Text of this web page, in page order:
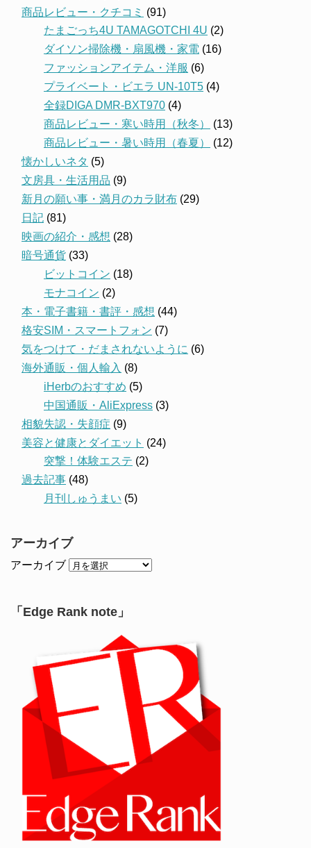
商品レビュー・クチコミ (91)
たまごっち4U TAMAGOTCHI 4U (2)
ダイソン掃除機・扇風機・家電 (16)
ファッションアイテム・洋服 (6)
プライベート・ビエラ UN-10T5 (4)
全録DIGA DMR-BXT970 (4)
商品レビュー・寒い時用（秋冬）
(13)
商品レビュー・暑い時用（春夏）
(12)
懐かしいネタ (5)
文房具・生活用品 (9)
新月の願い事・満月のカラ財布 (29)
日記 (81)
映画の紹介・感想 (28)
暗号通貨 (33)
ビットコイン (18)
モナコイン (2)
本・電子書籍・書評・感想 (44)
格安SIM・スマートフォン (7)
気をつけて・だまされないように (6)
海外通販・個人輸入 (8)
iHerbのおすすめ (5)
中国通販・AliExpress (3)
相貌失認・失顔症 (9)
美容と健康とダイエット (24)
突撃！体験エステ (2)
過去記事 (48)
月刊しゅうまい (5)
アーカイブ
アーカイブ
「Edge Rank note」